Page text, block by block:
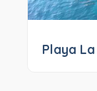
Playa